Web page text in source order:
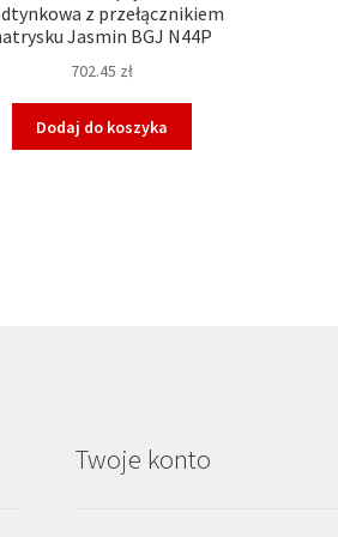
z przełącznikiem
Jasmin BGJ N44P
702.45 zł
Dodaj do koszyka
Twoje konto